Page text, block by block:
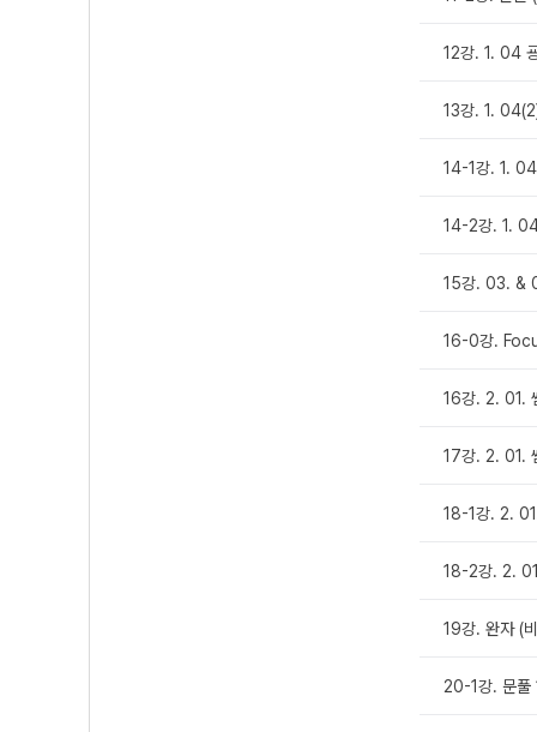
12강. 1. 04
13강. 1.
14-1강. 1.
14-2강. 1.
15강. 03. &
16-0강.
16강. 2. 01.
17강. 2. 01.
18-1강. 2.
18-2강. 2.
19강. 완자 (
20-1강. 문풀